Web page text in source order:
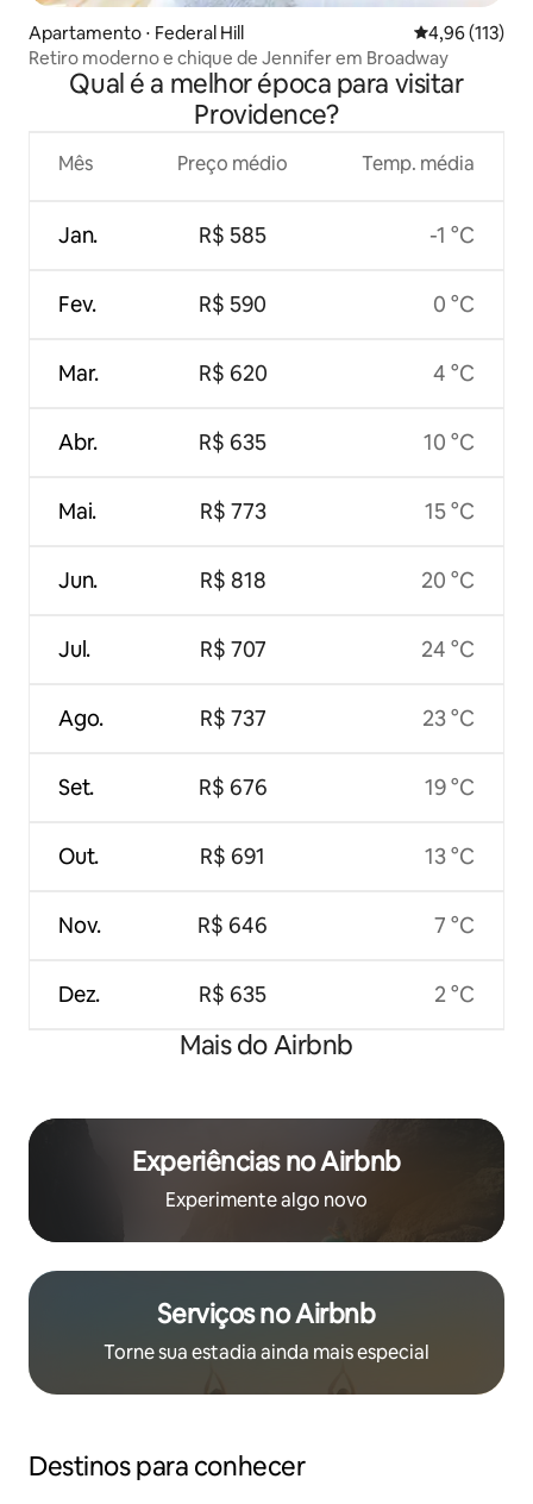
Apartamento ⋅ Federal Hill 4,96 de uma
4,96 (113)
Retiro moderno e chique de Jennifer em Broadway
Qual é a melhor época para visitar
Providence?
Mês
Jan.
Fev.
Mar.
Abr.
Mai.
Jun.
Jul.
Ago.
Set.
Out.
Nov.
Dez.
Preço médio
R$ 585
R$ 590
R$ 620
R$ 635
R$ 773
R$ 818
R$ 707
R$ 737
R$ 676
R$ 691
R$ 646
R$ 635
Temp. média
-1 °C
0 °C
4 °C
10 °C
15 °C
20 °C
24 °C
23 °C
19 °C
13 °C
7 °C
2 °C
Mais do Airbnb
Experiências no Airbnb
Experimente algo novo
Serviços no Airbnb
Torne sua estadia ainda mais especial
Destinos para conhecer